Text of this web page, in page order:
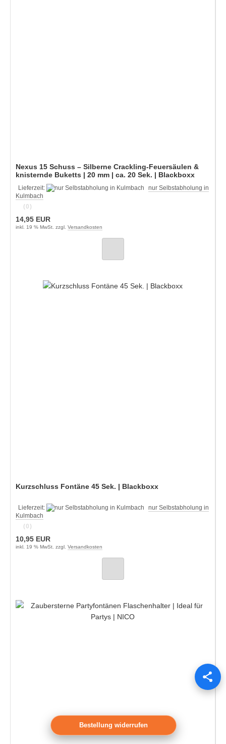
Nexus 15 Schuss – Silberne Crackling-Feuersäulen &
knisternde Buketts | 20 mm | ca. 20 Sek. | Blackboxx
Lieferzeit:
nur Selbstabholung in
Kulmbach
(0)
14,95 EUR
inkl. 19 % MwSt. zzgl. Versandkosten
Kurzschluss Fontäne 45 Sek. | Blackboxx
Lieferzeit:
nur Selbstabholung in
Kulmbach
(0)
10,95 EUR
inkl. 19 % MwSt. zzgl. Versandkosten
Bestellung widerrufen